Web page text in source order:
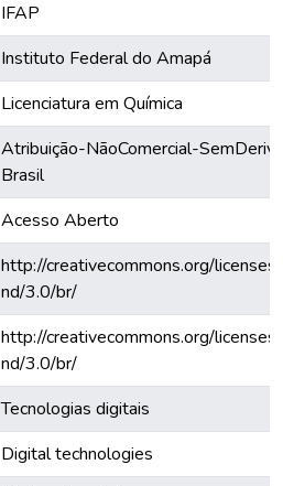
IFAP
Instituto Federal do Amapá
Licenciatura em Química
Atribuição-NãoComercial-
Brasil
Acesso Aberto
http://creativecommons.org/
nd/3.0/br/
http://creativecommons.org/
nd/3.0/br/
Tecnologias digitais
Digital technologies